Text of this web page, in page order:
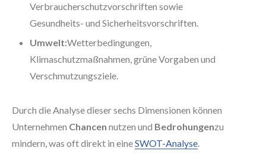
Verbraucherschutzvorschriften sowie
Gesundheits- und Sicherheitsvorschriften.
Umwelt:Wetterbedingungen,
Klimaschutzmaßnahmen, grüne Vorgaben und
Verschmutzungsziele.
Durch die Analyse dieser sechs Dimensionen können
Unternehmen Chancen nutzen und Bedrohungenzu
mindern, was oft direkt in eineSWOT-Analyse.